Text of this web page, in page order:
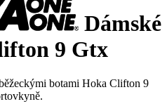
Dámské
9 Gtx
botami Hoka Clifton 9